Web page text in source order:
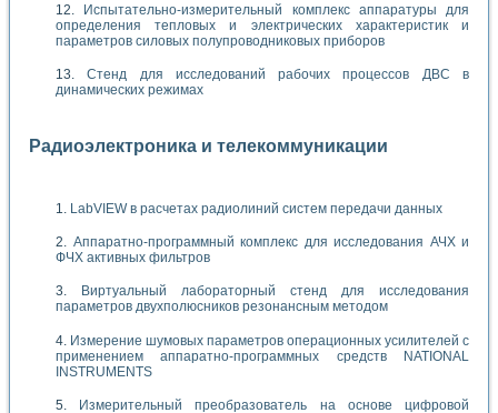
Испытательно-измерительный комплекс аппаратуры для
определения тепловых и электрических характеристик и
параметров силовых полупроводниковых приборов
Стенд для исследований рабочих процессов ДВС в
динамических режимах
Радиоэлектроника и телекоммуникации
LabVIEW в расчетах радиолиний систем передачи данных
Аппаратно-программный комплекс для исследования АЧХ и
ФЧХ активных фильтров
Виртуальный лабораторный стенд для исследования
параметров двухполюсников резонансным методом
Измерение шумовых параметров операционных усилителей с
применением аппаратно-программных средств NATIONAL
INSTRUMENTS
Измерительный преобразователь на основе цифровой